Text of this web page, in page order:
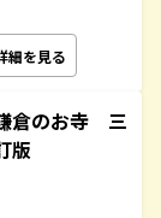
細を見る
倉のお寺 三
版